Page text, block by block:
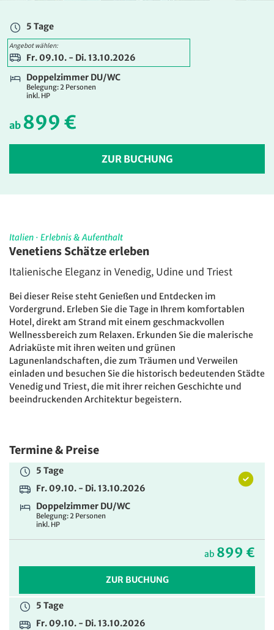
5 Tage
Angebot wählen:
Fr. 09.10. - Di. 13.10.2026
Doppelzimmer DU/WC
Belegung: 2 Personen
inkl. HP
ab 899 €
ZUR BUCHUNG
ZUR BUCHUNG
Italien · Erlebnis & Aufenthalt
Venetiens Schätze erleben
Italienische Eleganz in Venedig, Udine und Triest
Bei dieser Reise steht Genießen und Entdecken im
Vordergrund. Erleben Sie die Tage in Ihrem komfortablen
Hotel, direkt am Strand mit einem geschmackvollen
Wellnessbereich zum Relaxen. Erkunden Sie die malerische
Adriaküste mit ihren weiten und grünen
Lagunenlandschaften, die zum Träumen und Verweilen
einladen und besuchen Sie die historisch bedeutenden Städte
Venedig und Triest, die mit ihrer reichen Geschichte und
beeindruckenden Architektur begeistern.
Termine & Preise
5 Tage
Fr. 09.10. - Di. 13.10.2026
Doppelzimmer DU/WC
Belegung: 2 Personen
inkl. HP
ab 899 €
ZUR BUCHUNG
5 Tage
Fr. 09.10. - Di. 13.10.2026